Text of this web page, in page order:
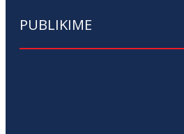
PUBLIKIME